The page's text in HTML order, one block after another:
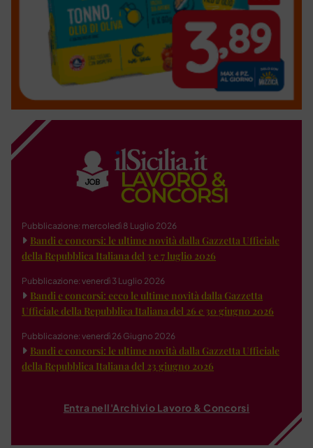
Pubblicazione: mercoledì 8 Luglio 2026
Bandi e concorsi: le ultime novità dalla Gazzetta Ufficiale
della Repubblica Italiana del 3 e 7 luglio 2026
Pubblicazione: venerdì 3 Luglio 2026
Bandi e concorsi: ecco le ultime novità dalla Gazzetta
Ufficiale della Repubblica Italiana del 26 e 30 giugno 2026
Pubblicazione: venerdì 26 Giugno 2026
Bandi e concorsi: le ultime novità dalla Gazzetta Ufficiale
della Repubblica Italiana del 23 giugno 2026
Entra nell'Archivio Lavoro & Concorsi